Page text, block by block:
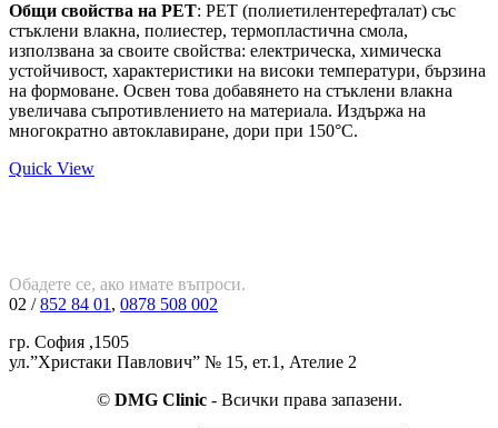
Общи свойства на PET: PET (полиетилентерефталат) със
стъклени влакна, полиестер, термопластична смола,
използвана за своите свойства: електрическа, химическа
устойчивост, характеристики на високи температури, бързина
на формоване. Освен това добавянето на стъклени влакна
увеличава съпротивлението на материала. Издържа на
многократно автоклавиране, дори при 150°C.
Quick View
Обадете се, ако имате въпроси.
02 /852 84 01 , 0878 508 002
гр. София ,1505
ул.”Христаки Павлович” № 15, ет.1, Ателие 2
© DMG Clinic- Всички права запазени.